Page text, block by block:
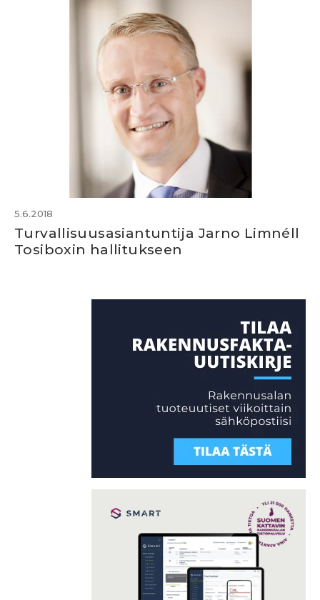
5.6.2018
Turvallisuusasiantuntija Jarno Limnéll
Tosiboxin hallitukseen